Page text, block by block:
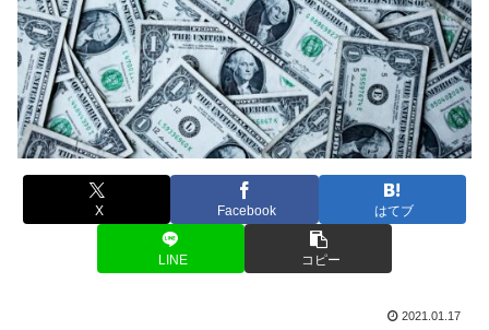
X Facebook はてブ
LINE コピー
2021.01.17